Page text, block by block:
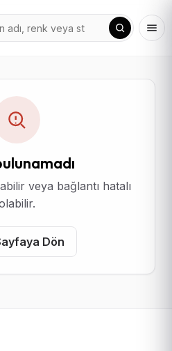
veya bağlantı hatalı
Dön